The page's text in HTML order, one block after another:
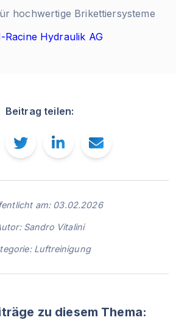
hochwertige Brikettiersysteme
Racine Hydraulik AG
Beitrag teilen:
am: 03.02.2026
Sandro Vitalini
Luftreinigung
zu diesem Thema: